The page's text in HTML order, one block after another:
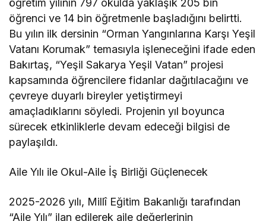
öğretim yılının 797 okulda yaklaşık 205 bin
öğrenci ve 14 bin öğretmenle başladığını belirtti.
Bu yılın ilk dersinin “Orman Yangınlarına Karşı Yeşil
Vatanı Korumak” temasıyla işleneceğini ifade eden
Bakırtaş, “Yeşil Sakarya Yeşil Vatan” projesi
kapsamında öğrencilere fidanlar dağıtılacağını ve
çevreye duyarlı bireyler yetiştirmeyi
amaçladıklarını söyledi. Projenin yıl boyunca
sürecek etkinliklerle devam edeceği bilgisi de
paylaşıldı.
Aile Yılı ile Okul-Aile İş Birliği Güçlenecek
2025-2026 yılı, Millî Eğitim Bakanlığı tarafından
“Aile Yılı” ilan edilerek aile değerlerinin